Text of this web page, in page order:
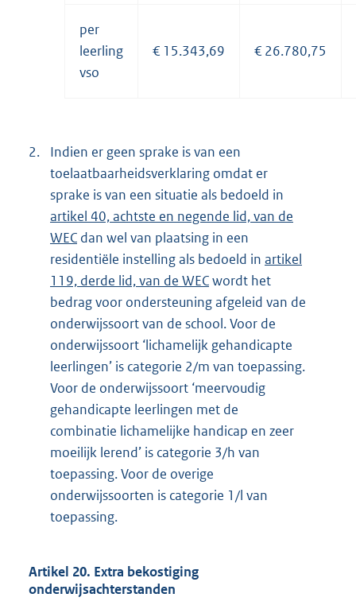
per
leerling
vso
€ 15.343,69 € 26.780,75
2.
Indien er geen sprake is van een
toelaatbaarheidsverklaring omdat er
sprake is van een situatie als bedoeld in
artikel 40, achtste en negende lid, van de
WEC dan wel van plaatsing in een
residentiële instelling als bedoeld in artikel
119, derde lid, van de WECwordt het
bedrag voor ondersteuning afgeleid van de
onderwijssoort van de school. Voor de
onderwijssoort ‘lichamelijk gehandicapte
leerlingen’ is categorie 2/m van toepassing.
Voor de onderwijssoort ‘meervoudig
gehandicapte leerlingen met de
combinatie lichamelijke handicap en zeer
moeilijk lerend’ is categorie 3/h van
toepassing. Voor de overige
onderwijssoorten is categorie 1/l van
toepassing.
Artikel 20. Extra bekostiging
onderwijsachterstanden